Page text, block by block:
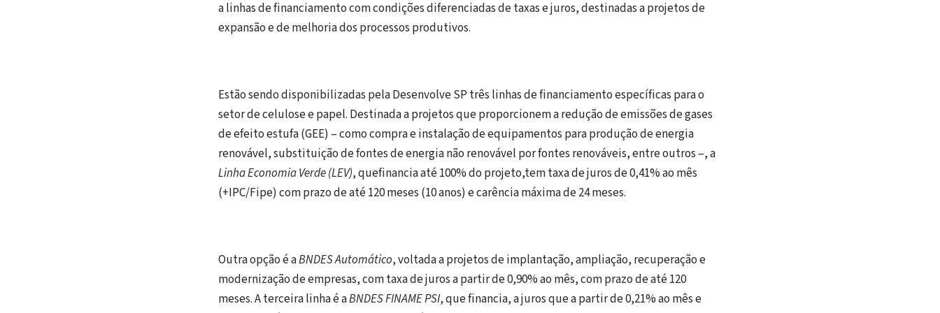
a linhas de financiamento com condições diferenciadas de taxas e juros, destinadas a projetos de
expansão e de melhoria dos processos produtivos.
Estão sendo disponibilizadas pela Desenvolve SP três linhas de financiamento específicas para o
setor de celulose e papel. Destinada a projetos que proporcionem a redução de emissões de gases
de efeito estufa (GEE) – como compra e instalação de equipamentos para produção de energia
renovável, substituição de fontes de energia não renovável por fontes renováveis, entre outros –, a
Linha Economia Verde (LEV), quefinancia até 100% do projeto,tem taxa de juros de 0,41% ao mês
(+IPC/Fipe) com prazo de até 120 meses (10 anos) e carência máxima de 24 meses.
Outra opção é aBNDES Automático, voltada a projetos de implantação, ampliação, recuperação e
modernização de empresas, com taxa de juros a partir de 0,90% ao mês, com prazo de até 120
meses. A terceira linha é aBNDES FINAME PSI, que financia, a juros que a partir de 0,21% ao mês e